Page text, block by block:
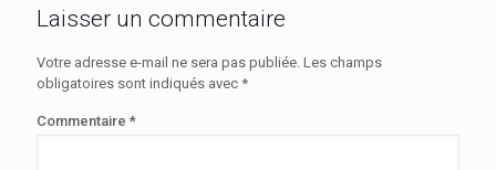
Laisser un commentaire
Votre adresse e-mail ne sera pas publiée. Les champs
obligatoires sont indiqués avec *
Commentaire *